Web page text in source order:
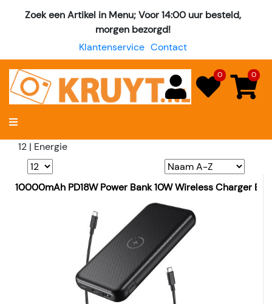
Zoek een Artikel in Menu; Voor 14:00 uur besteld,
morgen bezorgd!
Klantenservice Contact
0 0
12 | Energie
10000mAh PD18W Power Bank 10W Wireless Charger